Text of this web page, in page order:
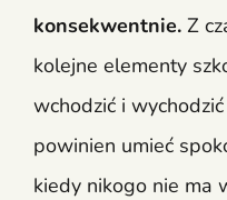
konsekwentnie. Z
kolejne elementy
wchodzić i
powinien umieć
kiedy nikogo nie ma